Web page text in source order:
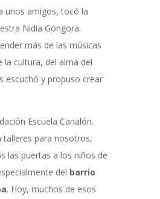
unos amigos, tocó la
Nidia Góngora.
más de las músicas
la cultura, del alma del
escuchó y propuso crear
Escuela Canalón.
talleres para nosotros,
las puertas a los niños de
del barrio
. Hoy, muchos de esos